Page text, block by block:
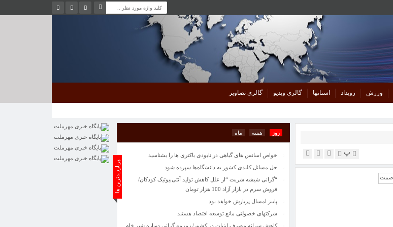
ورزش رویداد استانها گالری ویدیو گالری تصاویر
پ
روز هفته ماه
پربازدیدترین ها
“گرانی شیشه شربت “از علل کاهش تولید آنتی‌بیوتیک کودکان/
فروش سرم در بازار آزاد 100 هزار تومان
پاییز امسال پربارش خواهد بود
شرکتهای خصولتی مانع توسعه اقتصاد هستند
کاهش سرانه مصرف لبنیات در کشور/ زمزمه گرانی دوباره شیر خام
تصادف زنجیره‌ای در پی تماشای یک سانحه رانندگی
مدیرکل میراث‌فرهنگی، گردشگری و صنایع دستی گیلان: منطقه آزاد
انزلی و کومله میزبان آیین یلدا می‌شوند
خواص اسانس های گیاهی در نابودی باکتری ها را بشناسید
حل مسائل کلیدی کشور به دانشگاه‌ها سپرده شود
“گرانی شیشه شربت “از علل کاهش تولید آنتی‌بیوتیک کودکان/
فروش سرم در بازار آزاد 100 هزار تومان
پاییز امسال پربارش خواهد بود
شرکتهای خصولتی مانع توسعه اقتصاد هستند
کاهش سرانه مصرف لبنیات در کشور/ زمزمه گرانی دوباره شیر خام